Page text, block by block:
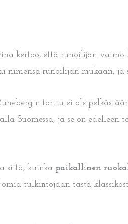
kertoo, että runoilijan
runoilijan mukaan, ja
torttu ei ole
Suomessa, ja se on edelleen
siitä, kuinka paikallinen
tulkintojaan tästä